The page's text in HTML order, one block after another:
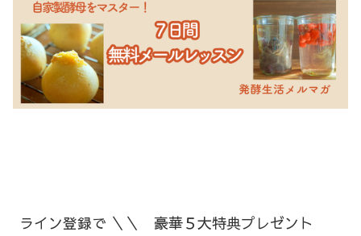
ライン登録で ＼＼ 豪華５大特典プレゼント